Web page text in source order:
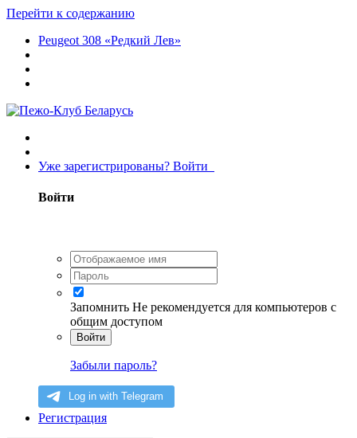
Перейти к содержанию
Peugeot 308 «Редкий Лев»
Уже зарегистрированы? Войти
Войти
Запомнить Не рекомендуется для компьютеров с
общим доступом
Войти
Забыли пароль?
Регистрация